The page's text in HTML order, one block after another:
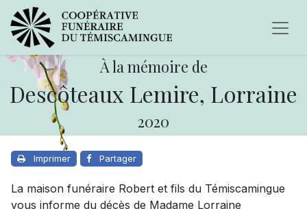
À la mémoire de
Descôteaux Lemire, Lorraine
2020
Imprimer Partager
La maison funéraire Robert et fils du Témiscamingue
vous informe du décès de Madame Lorraine